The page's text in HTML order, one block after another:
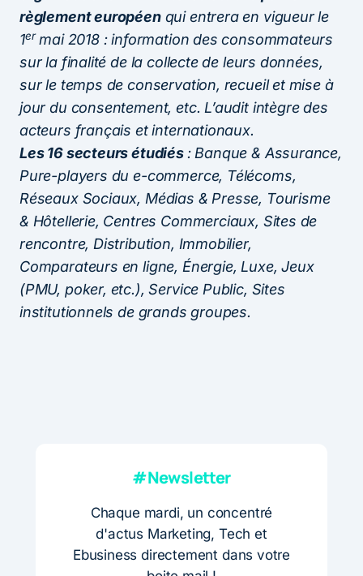
règlement européenqui entrera en vigueur le
1ermai 2018 : information des consommateurs
sur la finalité de la collecte de leurs données,
sur le temps de conservation, recueil et mise à
jour du consentement, etc. L’audit intègre des
acteurs français et internationaux.
Les 16 secteurs étudiés : Banque & Assurance,
Pure-players du e-commerce, Télécoms,
Réseaux Sociaux, Médias & Presse, Tourisme
& Hôtellerie, Centres Commerciaux, Sites de
rencontre, Distribution, Immobilier,
Comparateurs en ligne, Énergie, Luxe, Jeux
(PMU, poker, etc.), Service Public, Sites
institutionnels de grands groupes.
#Newsletter
Chaque mardi, un concentré
d'actus Marketing, Tech et
Ebusiness directement dans votre